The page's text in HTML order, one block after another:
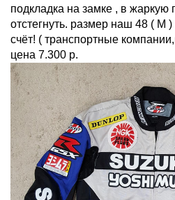
подкладка на замке , в жаркую
отстегнуть. размер наш 48 ( М
счёт! ( транспортные
цена 7.300 р.